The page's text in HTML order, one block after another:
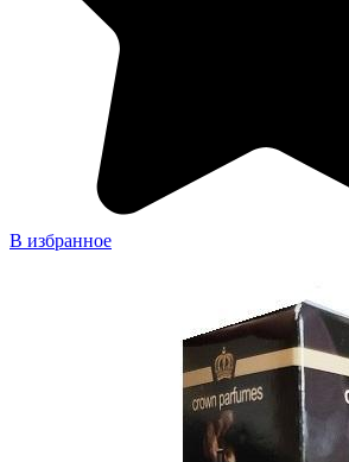
В избранное